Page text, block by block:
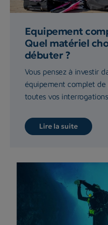
Equipement
Quel matériel
débuter ?
Vous pensez à investir
équipement complet de
toutes vos
Lire la suite